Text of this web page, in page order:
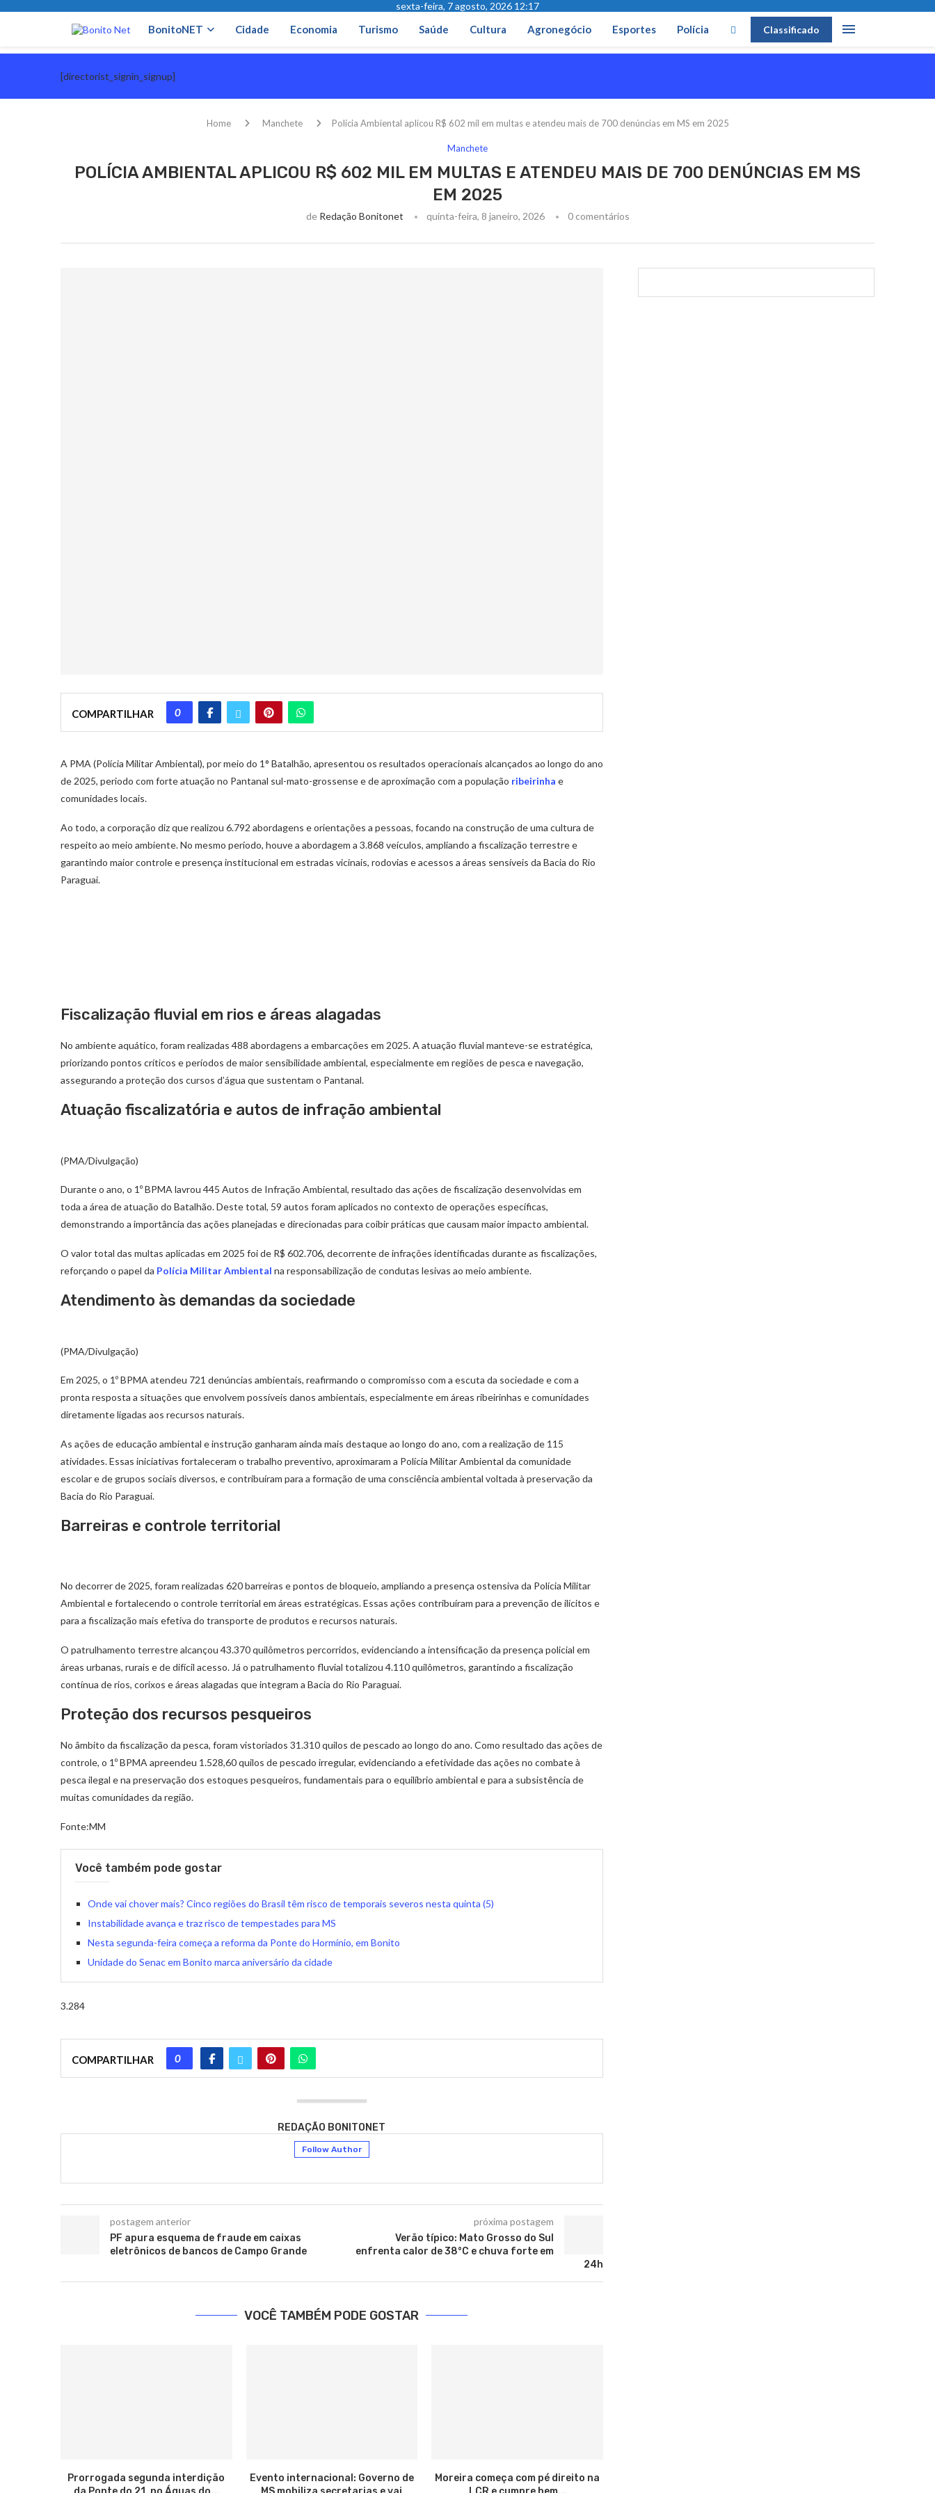
sexta-feira, 7 agosto, 2026 12:17
BonitoNET Cidade Economia Turismo Saúde Cultura Agronegócio Esportes Polícia Classificado
[directorist_signin_signup]
Home Manchete Polícia Ambiental aplicou R$ 602 mil em multas e atendeu mais de 700 denúncias em MS em 2025
Manchete
POLÍCIA AMBIENTAL APLICOU R$ 602 MIL EM MULTAS E ATENDEU MAIS DE 700 DENÚNCIAS EM MS
EM 2025
de Redação Bonitonet quinta-feira, 8 janeiro, 2026 0 comentários
COMPARTILHAR 0
A PMA (Polícia Militar Ambiental), por meio do 1° Batalhão, apresentou os resultados operacionais alcançados ao longo do ano
de 2025, periodo com forte atuação no Pantanal sul-mato-grossense e de aproximação com a população ribeirinha e
comunidades locais.
Ao todo, a corporação diz que realizou 6.792 abordagens e orientações a pessoas, focando na construção de uma cultura de
respeito ao meio ambiente. No mesmo período, houve a abordagem a 3.868 veículos, ampliando a fiscalização terrestre e
garantindo maior controle e presença institucional em estradas vicinais, rodovias e acessos a áreas sensíveis da Bacia do Rio
Paraguai.
Fiscalização fluvial em rios e áreas alagadas
No ambiente aquático, foram realizadas 488 abordagens a embarcações em 2025. A atuação fluvial manteve-se estratégica,
priorizando pontos críticos e períodos de maior sensibilidade ambiental, especialmente em regiões de pesca e navegação,
assegurando a proteção dos cursos d’água que sustentam o Pantanal.
Atuação fiscalizatória e autos de infração ambiental
(PMA/Divulgação)
Durante o ano, o 1º BPMA lavrou 445 Autos de Infração Ambiental, resultado das ações de fiscalização desenvolvidas em
toda a área de atuação do Batalhão. Deste total, 59 autos foram aplicados no contexto de operações específicas,
demonstrando a importância das ações planejadas e direcionadas para coibir práticas que causam maior impacto ambiental.
O valor total das multas aplicadas em 2025 foi de R$ 602.706, decorrente de infrações identificadas durante as fiscalizações,
reforçando o papel da Polícia Militar Ambiental na responsabilização de condutas lesivas ao meio ambiente.
Atendimento às demandas da sociedade
(PMA/Divulgação)
Em 2025, o 1º BPMA atendeu 721 denúncias ambientais, reafirmando o compromisso com a escuta da sociedade e com a
pronta resposta a situações que envolvem possíveis danos ambientais, especialmente em áreas ribeirinhas e comunidades
diretamente ligadas aos recursos naturais.
As ações de educação ambiental e instrução ganharam ainda mais destaque ao longo do ano, com a realização de 115
atividades. Essas iniciativas fortaleceram o trabalho preventivo, aproximaram a Polícia Militar Ambiental da comunidade
escolar e de grupos sociais diversos, e contribuíram para a formação de uma consciência ambiental voltada à preservação da
Bacia do Rio Paraguai.
Barreiras e controle territorial
No decorrer de 2025, foram realizadas 620 barreiras e pontos de bloqueio, ampliando a presença ostensiva da Polícia Militar
Ambiental e fortalecendo o controle territorial em áreas estratégicas. Essas ações contribuíram para a prevenção de ilícitos e
para a fiscalização mais efetiva do transporte de produtos e recursos naturais.
O patrulhamento terrestre alcançou 43.370 quilômetros percorridos, evidenciando a intensificação da presença policial em
áreas urbanas, rurais e de difícil acesso. Já o patrulhamento fluvial totalizou 4.110 quilômetros, garantindo a fiscalização
contínua de rios, corixos e áreas alagadas que integram a Bacia do Rio Paraguai.
Proteção dos recursos pesqueiros
No âmbito da fiscalização da pesca, foram vistoriados 31.310 quilos de pescado ao longo do ano. Como resultado das ações de
controle, o 1º BPMA apreendeu 1.528,60 quilos de pescado irregular, evidenciando a efetividade das ações no combate à
pesca ilegal e na preservação dos estoques pesqueiros, fundamentais para o equilíbrio ambiental e para a subsistência de
muitas comunidades da região.
Fonte:MM
Você também pode gostar
Onde vai chover mais? Cinco regiões do Brasil têm risco de temporais severos nesta quinta (5)
Instabilidade avança e traz risco de tempestades para MS
Nesta segunda-feira começa a reforma da Ponte do Hormínio, em Bonito
Unidade do Senac em Bonito marca aniversário da cidade
3.284
COMPARTILHAR 0
REDAÇÃO BONITONET
Follow Author
postagem anterior
PF apura esquema de fraude em caixas
eletrônicos de bancos de Campo Grande
próxima postagem
Verão típico: Mato Grosso do Sul
enfrenta calor de 38°C e chuva forte em
24h
VOCÊ TAMBÉM PODE GOSTAR
Prorrogada segunda interdição
Evento internacional: Governo de
Moreira começa com pé direito na